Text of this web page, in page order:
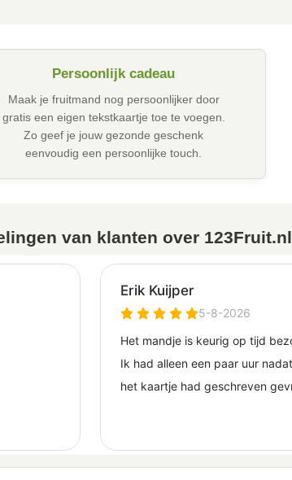
Persoonlijk cadeau
Maak je fruitmand nog persoonlijker door
gratis een eigen tekstkaartje toe te voegen.
Zo geef je jouw gezonde geschenk
eenvoudig een persoonlijke touch.
van klanten over 123Fruit.nl